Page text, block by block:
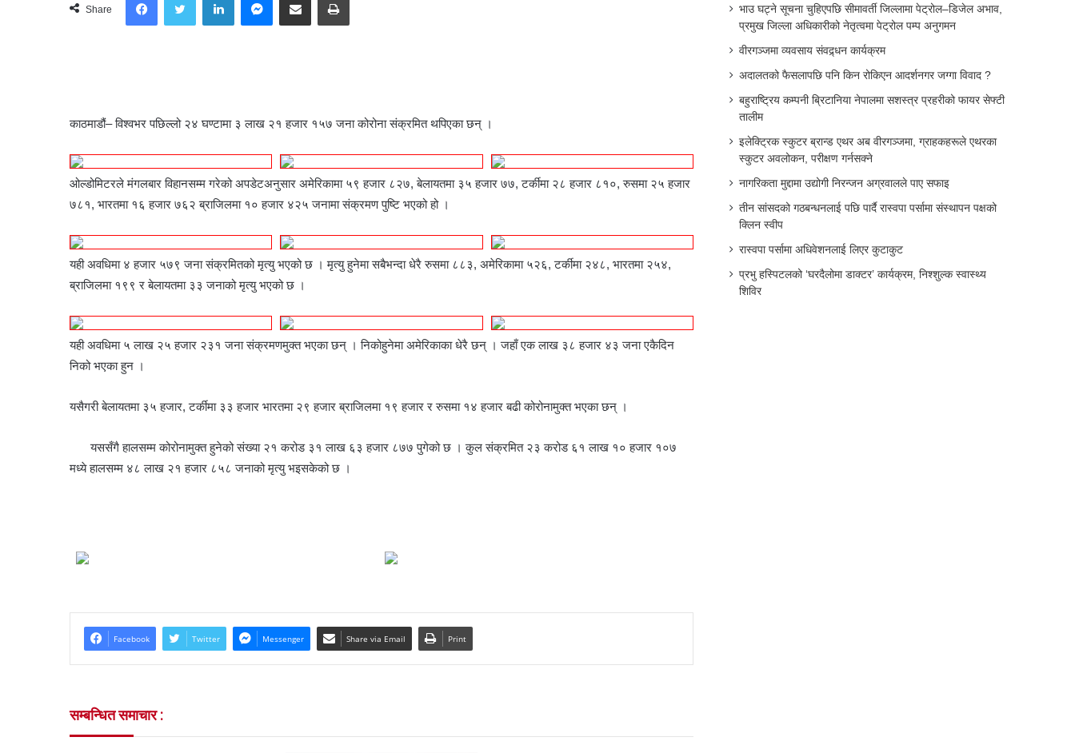
Share
काठमाडौं– विश्वभर पछिल्लो २४ घण्टामा ३ लाख २१ हजार १५७ जना कोरोना संक्रमित थपिएका छन् ।
ओल्डोमिटरले मंगलबार विहानसम्म गरेको अपडेटअनुसार अमेरिकामा ५९ हजार ८२७, बेलायतमा ३५ हजार ७७, टर्कीमा २८ हजार ८१०, रुसमा २५ हजार
७८१, भारतमा १६ हजार ७६२ ब्राजिलमा १० हजार ४२५ जनामा संक्रमण पुष्टि भएको हो ।
यही अवधिमा ४ हजार ५७९ जना संक्रमितको मृत्यु भएको छ । मृत्यु हुनेमा सबैभन्दा धेरै रुसमा ८८३, अमेरिकामा ५२६, टर्कीमा २४८, भारतमा २५४,
ब्राजिलमा १९९ र बेलायतमा ३३ जनाको मृत्यु भएको छ ।
यही अवधिमा ५ लाख २५ हजार २३१ जना संक्रमणमुक्त भएका छन् । निकोहुनेमा अमेरिकाका धेरै छन् । जहाँ एक लाख ३८ हजार ४३ जना एकैदिन
निको भएका हुन ।
यसैगरी बेलायतमा ३५ हजार, टर्कीमा ३३ हजार भारतमा २९ हजार ब्राजिलमा १९ हजार र रुसमा १४ हजार बढी कोरोनामुक्त भएका छन् ।
यससँगै हालसम्म कोरोनामुक्त हुनेको संख्या २१ करोड ३१ लाख ६३ हजार ८७७ पुगेको छ । कुल संक्रमित २३ करोड ६१ लाख १० हजार १०७
मध्ये हालसम्म ४८ लाख २१ हजार ८५८ जनाको मृत्यु भइसकेको छ ।
Facebook Twitter Messenger Share via Email Print
सम्बन्धित समाचार :
भाउ घट्ने सूचना चुहिएपछि सीमावर्ती जिल्लामा पेट्रोल–डिजेल अभाव,
प्रमुख जिल्ला अधिकारीको नेतृत्वमा पेट्रोल पम्प अनुगमन
वीरगञ्जमा व्यवसाय संवद्र्धन कार्यक्रम
अदालतको फैसलापछि पनि किन रोकिएन आदर्शनगर जग्गा विवाद ?
बहुराष्ट्रिय कम्पनी ब्रिटानिया नेपालमा सशस्त्र प्रहरीको फायर सेफ्टी
तालीम
इलेक्ट्रिक स्कुटर ब्रान्ड एथर अब वीरगञ्जमा, ग्राहकहरूले एथरका
स्कुटर अवलोकन, परीक्षण गर्नसक्ने
नागरिकता मुद्दामा उद्योगी निरन्जन अग्रवालले पाए सफाइ
तीन सांसदको गठबन्धनलाई पछि पार्दै रास्वपा पर्सामा संस्थापन पक्षको
क्लिन स्वीप
रास्वपा पर्सामा अधिवेशनलाई लिएर कुटाकुट
प्रभु हस्पिटलको ‘घरदैलोमा डाक्टर’ कार्यक्रम, निश्शुल्क स्वास्थ्य
शिविर